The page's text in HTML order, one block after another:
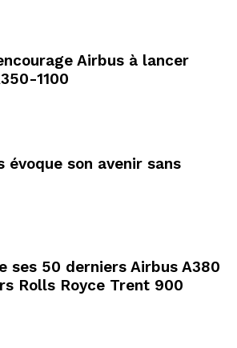
Airbus à lancer
1100
évoque son avenir sans
ses 50 derniers Airbus A380
Rolls Royce Trent 900